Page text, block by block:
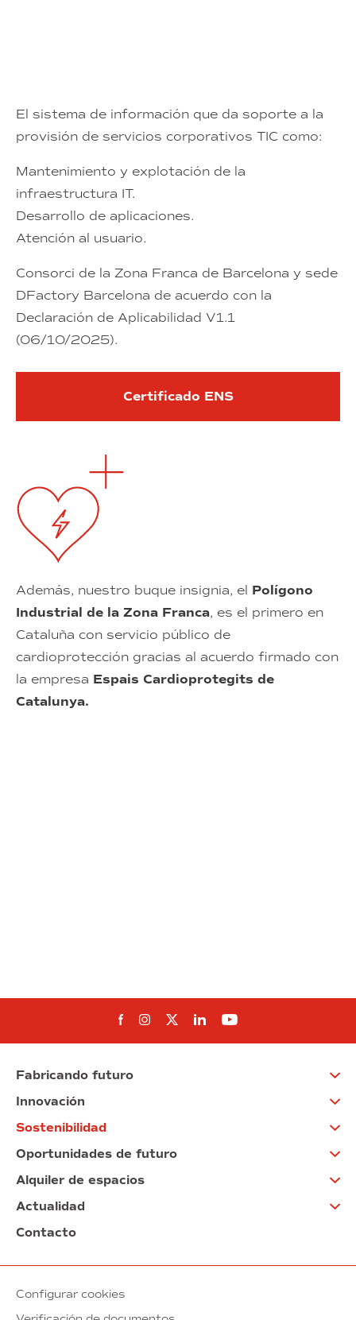
El sistema de información que da soporte a la
provisión de servicios corporativos TIC como:
Mantenimiento y explotación de la
infraestructura IT.
Desarrollo de aplicaciones.
Atención al usuario.
Consorci de la Zona Franca de Barcelona y sede
DFactory Barcelona de acuerdo con la
Declaración de Aplicabilidad V1.1
(06/10/2025).
Certificado ENS
Además, nuestro buque insignia, el Polígono
Industrial de la Zona Franca, es el primero en
Cataluña con servicio público de
cardioprotección gracias al acuerdo firmado con
la empresa Espais Cardioprotegits de
Catalunya.
Síguenos en Facebook
Síguenos en Instagram
Síguenos en Twitter
Síguenos en Linkedin
Síguenos en
Fabricando futuro
Innovación
Sostenibilidad
Oportunidades de futuro
Alquiler de espacios
Actualidad
Contacto
Configurar cookies